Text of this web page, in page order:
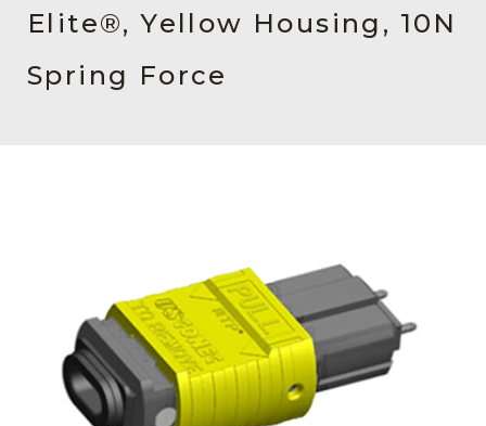
关于我们
活动信息
Elite®, Yellow Housing, 10N
Spring Force